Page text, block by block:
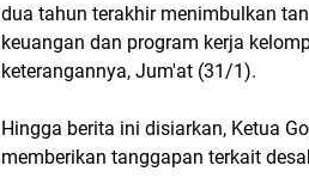
dua tahun terakhir menimbulkan
keuangan dan program kerja
keterangannya, Jum'at (31/1).
Hingga berita ini disiarkan, Ketua
memberikan tanggapan terkait